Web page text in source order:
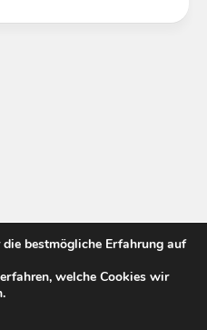
bestmögliche Erfahrung auf
welche Cookies wir